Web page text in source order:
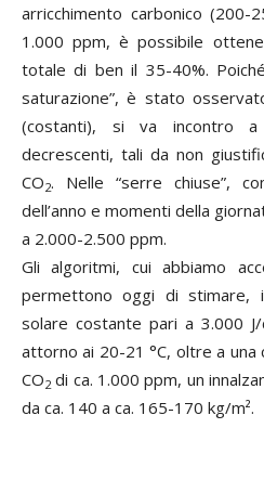
arricchimento carbonico
1.000 ppm, è possibile
totale di ben il 35-40%.
saturazione”, è stato
(costanti), si va incontro a
decrescenti, tali da non
CO2. Nelle “serre chiuse”,
dell’anno e momenti della
a 2.000-2.500 ppm.
Gli algoritmi, cui abbiamo
permettono oggi di stimare,
solare costante pari a 3.000
attorno ai 20-21 °C, oltre a
CO2 di ca. 1.000 ppm, un
da ca. 140 a ca. 165-170 kg/m².